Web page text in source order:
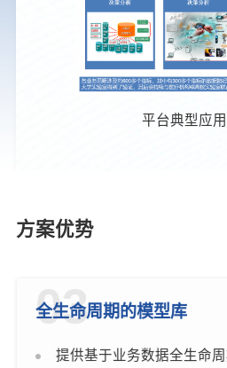
平台典型应
方案优势
03
全生命周期的模型库
提供基于业务数据全生命